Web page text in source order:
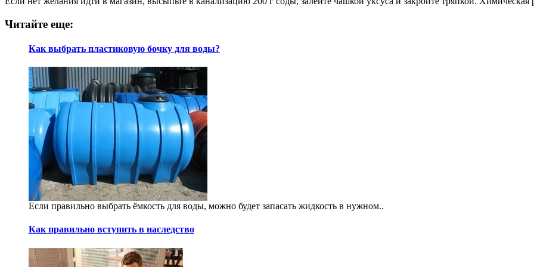
Читайте еще:
Как выбрать пластиковую бочку для воды?
Если правильно выбрать ёмкость для воды, можно будет запасать жидкость в нужном..
Как правильно вступить в наследство